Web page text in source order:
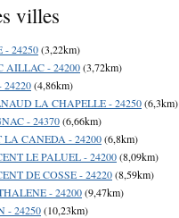
villes
- 24250(3,22km)
AILLAC - 24200(3,72km)
24220(4,86km)
LA CHAPELLE - 24250(6,3km)
- 24370(6,66km)
LA CANEDA - 24200(6,8km)
LE PALUEL - 24200(8,09km)
DE COSSE - 24220(8,59km)
- 24200(9,47km)
- 24250(10,23km)